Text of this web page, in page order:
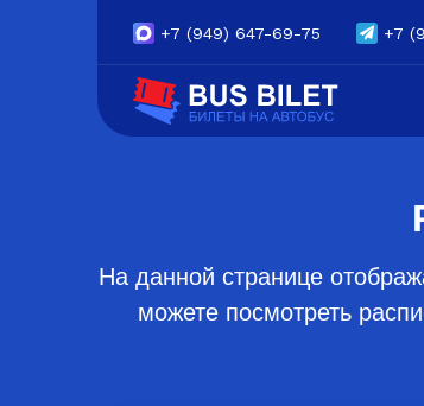
+7 (949) 647-69-75 +7
На данной странице
можете посмотреть